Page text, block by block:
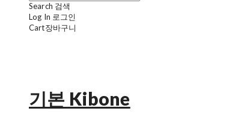
Search 검색
Log In 로그인
Cart장바구니
기본 Kibone